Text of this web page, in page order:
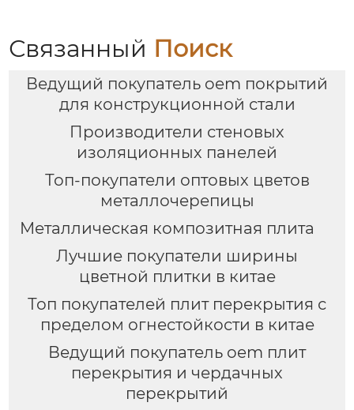
Связанный Поиск
Ведущий покупатель oem покрытий
для конструкционной стали
Производители стеновых
изоляционных панелей
Топ-покупатели оптовых цветов
металлочерепицы
Металлическая композитная плита
Лучшие покупатели ширины
цветной плитки в китае
Топ покупателей плит перекрытия с
пределом огнестойкости в китае
Ведущий покупатель oem плит
перекрытия и чердачных
перекрытий